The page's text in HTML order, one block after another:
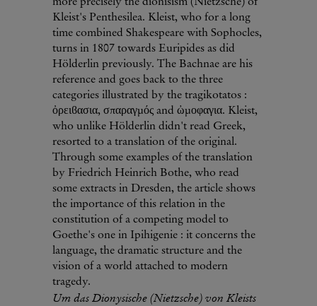
Kleist's Penthesilea. Kleist, who for a long
time combined Shakespeare with Sophocles,
turns in 1807 towards Euripides as did
Hölderlin previously. The Bachnae are his
reference and goes back to the three
categories illustrated by the tragikotatos :
ὀρειϐασια, σπαραγµός and ὠµοφαγια. Kleist,
who unlike Hölderlin didn't read Greek,
resorted to a translation of the original.
Through some examples of the translation
by Friedrich Heinrich Bothe, who read
some extracts in Dresden, the article shows
the importance of this relation in the
constitution of a competing model to
Goethe's one in Ipihigenie : it concerns the
language, the dramatic structure and the
vision of a world attached to modern
tragedy.
Um das Dionysische (Nietzsche) von Kleists